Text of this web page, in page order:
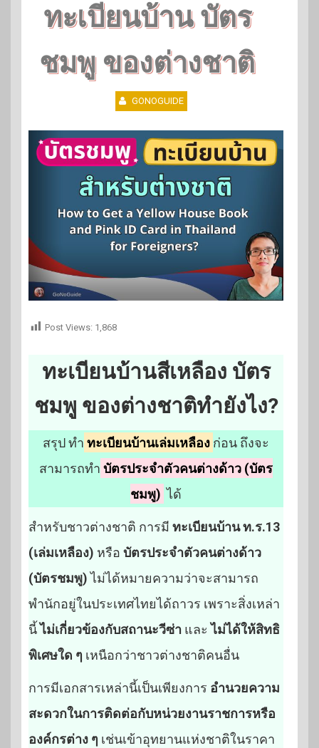
ทะเบียนบ้าน บัตร
ชมพู ของต่างชาติ
GONOGUIDE
Post Views: 1,868
ทะเบียนบ้านสีเหลือง บัตร
ชมพู ของต่างชาติทำยังไง?
สรุป ทำ ทะเบียนบ้านเล่มเหลือง ก่อน ถึงจะ
สามารถทำ บัตรประจำตัวคนต่างด้าว (บัตร
ชมพู) ได้
สำหรับชาวต่างชาติ การมี ทะเบียนบ้าน ท.ร.13
(เล่มเหลือง) หรือ บัตรประจำตัวคนต่างด้าว
(บัตรชมพู)ไม่ได้หมายความว่าจะสามารถ
พำนักอยู่ในประเทศไทยได้ถาวร เพราะสิ่งเหล่า
นี้ไม่เกี่ยวข้องกับสถานะวีซ่า และไม่ได้ให้สิทธิ
พิเศษใด ๆ เหนือกว่าชาวต่างชาติคนอื่น
การมีเอกสารเหล่านี้เป็นเพียงการ อำนวยความ
สะดวกในการติดต่อกับหน่วยงานราชการหรือ
องค์กรต่าง ๆ เช่นเข้าอุทยานแห่งชาติในราคา